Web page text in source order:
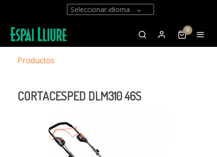
Seleccionar idioma
0
Productos
CORTACESPED DLM310 46S